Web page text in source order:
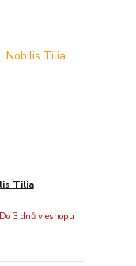
Tilia
Do 3 dnů v eshopu